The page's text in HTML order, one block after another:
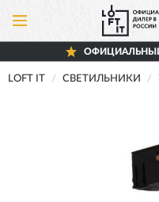
LOFT IT СВЕТИЛЬНИКИ